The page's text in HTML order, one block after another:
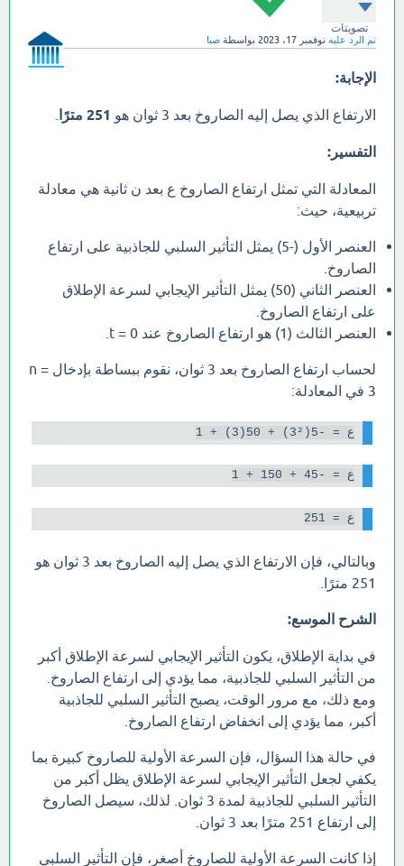
تصويتات
تم الرد عليه نوفمبر 17، 2023 بواسطة صبا
الإجابة:
الارتفاع الذي يصل إليه الصاروخ بعد 3 ثوان هو 251 مترًا
التفسير:
المعادلة التي تمثل ارتفاع الصاروخ ع بعد ن ثانية هي معادلة
تربيعية، حيث:
العنصر الأول (-5) يمثل التأثير السلبي للجاذبية على ارتفاع
الصاروخ.
العنصر الثاني (50) يمثل التأثير الإيجابي لسرعة الإطلاق
على ارتفاع الصاروخ.
العنصر الثالث (1) هو ارتفاع الصاروخ عند t = 0.
لحساب ارتفاع الصاروخ بعد 3 ثوان، نقوم ببساطة بإدخال n =
3 في المعادلة:
ع = -5(3²) + 50(3) + 1
ع = -45 + 150 + 1
ع = 251
وبالتالي، فإن الارتفاع الذي يصل إليه الصاروخ بعد 3 ثوان هو
251 مترًا.
الشرح الموسع:
في بداية الإطلاق، يكون التأثير الإيجابي لسرعة الإطلاق أكبر
من التأثير السلبي للجاذبية، مما يؤدي إلى ارتفاع الصاروخ.
ومع ذلك، مع مرور الوقت، يصبح التأثير السلبي للجاذبية
أكبر، مما يؤدي إلى انخفاض ارتفاع الصاروخ.
في حالة هذا السؤال، فإن السرعة الأولية للصاروخ كبيرة بما
يكفي لجعل التأثير الإيجابي لسرعة الإطلاق يظل أكبر من
التأثير السلبي للجاذبية لمدة 3 ثوان. لذلك، سيصل الصاروخ
إلى ارتفاع 251 مترًا بعد 3 ثوان.
إذا كانت السرعة الأولية للصاروخ أصغر، فإن التأثير السلبي